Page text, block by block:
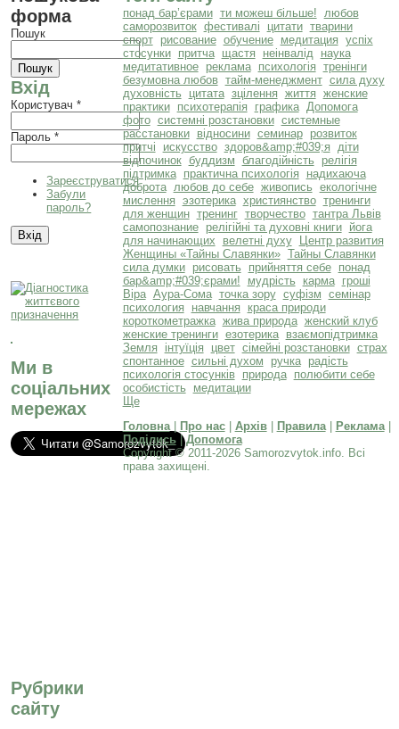
форма
Пошук
Вхід
Користувач*
Пароль*
Зареєструватися
Забули
пароль?
Ми в
соціальних
мережах
Рубрики
сайту
понад бар’єрами ти можеш більше!
любов
саморозвиток фестивалі цитати тварини
спорт
рисование обучение медитация успіх
стосунки
притча щастя неінвалід
наука
медитативное
реклама психологія тренінги
безумовна любов тайм-менеджмент сила духу
духовність
цитата зцілення життя женские
практики
психотерапія графика
Допомога
фото системні розстановки системные
расстановки
відносини семинар
розвиток
притчі
искусство здоров&amp;#039;я
діти
відпочинок буддизм благодійність
релігія
підтримка
практична психологія
надихаюча
доброта
любов до себе живопись екологічне
мислення эзотерика християнство тренинги
для женщин тренинг творчество тантра Львів
самопознание
релігійні та духовні книги
йога
для начинающих
велетні духу
Центр развития
Женщины «Тайны Славянки» Тайны Славянки
сила думки
рисовать прийняття себе
понад
бар&amp;#039;єрами!
мудрість карма
гроші
Віра Аура-Сома точка зору суфізм семінар
психология
навчання
краса природи
короткометражка жива природа женский клуб
женские тренинги езотерика
взаємопідтримка
Земля
інтуїція цвет сімейні розстановки страх
спонтанное сильні духом ручка
радість
психологія стосунків
природа
полюбити себе
особистість
медитации
Ще
Головна| Про нас| Архів| Правила| Реклама|
Поділись|Допомога
Copyright © 2011-2026 Samorozvytok.info. Всі
права захищені.